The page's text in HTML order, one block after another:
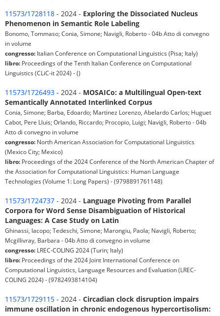
11573/1728118 - 2024 - Exploring the Dissociated Nucleus
Phenomenon in Semantic Role Labeling
Bonomo, Tommaso; Conia, Simone; Navigli, Roberto - 04b Atto di convegno
in volume
congresso: Italian Conference on Computational Linguistics (Pisa; Italy)
libro: Proceedings of the Tenth Italian Conference on Computational
Linguistics (CLiC-it 2024) - ()
11573/1726493 - 2024 - MOSAICo: a Multilingual Open-text
Semantically Annotated Interlinked Corpus
Conia, Simone; Barba, Edoardo; Martinez Lorenzo, Abelardo Carlos; Huguet
Cabot, Pere Lluis; Orlando, Riccardo; Procopio, Luigi; Navigli, Roberto - 04b
Atto di convegno in volume
congresso: North American Association for Computational Linguistics
(Mexico City; Mexico)
libro: Proceedings of the 2024 Conference of the North American Chapter of
the Association for Computational Linguistics: Human Language
Technologies (Volume 1: Long Papers) - (9798891761148)
11573/1724737 - 2024 - Language Pivoting from Parallel
Corpora for Word Sense Disambiguation of Historical
Languages: A Case Study on Latin
Ghinassi, Iacopo; Tedeschi, Simone; Marongiu, Paola; Navigli, Roberto;
Mcgillivray, Barbara - 04b Atto di convegno in volume
congresso: LREC-COLING 2024 (Turin; Italy)
libro: Proceedings of the 2024 Joint International Conference on
Computational Linguistics, Language Resources and Evaluation (LREC-
COLING 2024) - (9782493814104)
11573/1729115 - 2024 - Circadian clock disruption impairs
immune oscillation in chronic endogenous hypercortisolism: